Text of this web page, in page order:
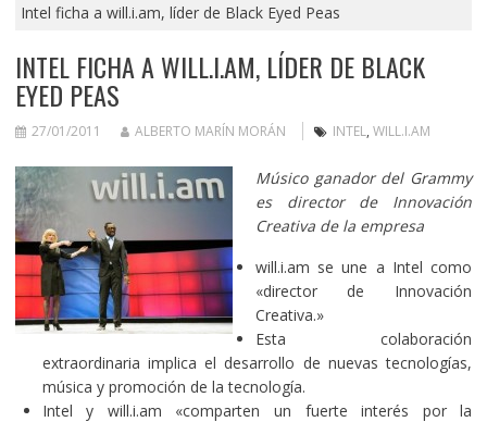
Intel ficha a will.i.am, líder de Black Eyed Peas
INTEL FICHA A WILL.I.AM, LÍDER DE BLACK
EYED PEAS
27/01/2011 ALBERTO MARÍN MORÁN INTEL, WILL.I.AM
Músico ganador del Grammy
es director de Innovación
Creativa de la empresa
will.i.am se une a Intel como
«director de Innovación
Creativa.»
Esta colaboración
extraordinaria implica el desarrollo de nuevas tecnologías,
música y promoción de la tecnología.
Intel y will.i.am «comparten un fuerte interés por la